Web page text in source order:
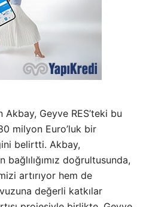
Akbay, Geyve RES’teki bu
milyon Euro’luk bir
belirtti. Akbay,
doğrultusunda,
artırıyor hem de
değerli katkılar